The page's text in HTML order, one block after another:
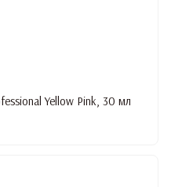
Yellow Pink, 30 мл